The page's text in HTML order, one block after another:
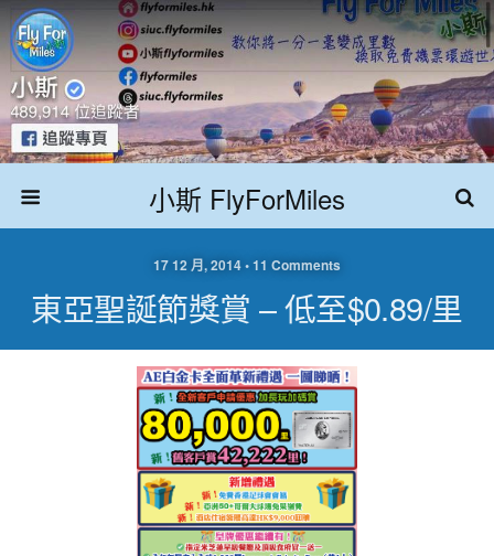
小斯 FlyForMiles
17 12 月, 2014 • 11 Comments
東亞聖誕節獎賞 – 低至$0.89/里